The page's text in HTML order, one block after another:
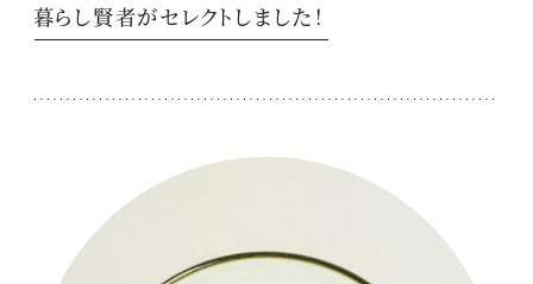
暮らし賢者がセレクトしました！